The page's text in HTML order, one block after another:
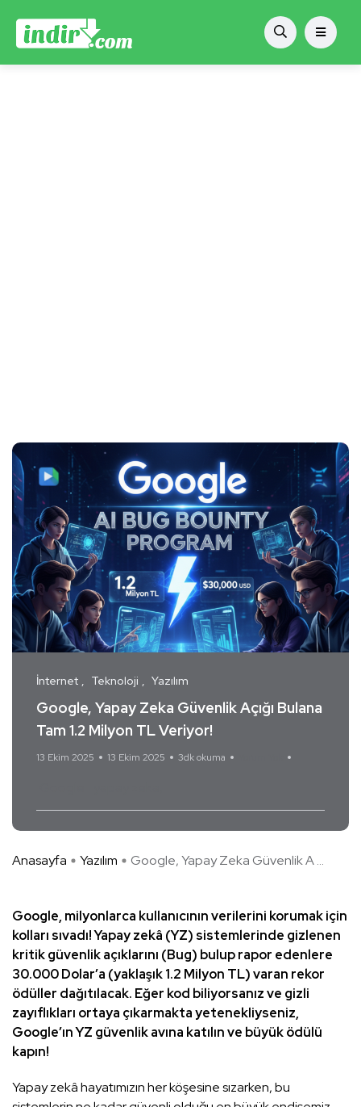
İnternet Teknoloji Yazılım
Google, Yapay Zeka Güvenlik Açığı Bulana
Tam 1.2 Milyon TL Veriyor!
13 Ekim 2025 13 Ekim 2025 3dk okuma
Anasayfa Yazılım Google, Yapay Zeka Güvenlik A ...
Google, milyonlarca kullanıcının verilerini korumak için
kolları sıvadı! Yapay zekâ (YZ) sistemlerinde gizlenen
kritik güvenlik açıklarını (Bug) bulup rapor edenlere
30.000 Dolar’a (yaklaşık 1.2 Milyon TL) varan rekor
ödüller dağıtılacak. Eğer kod biliyorsanız ve gizli
zayıflıkları ortaya çıkarmakta yetenekliyseniz,
Google’ın YZ güvenlik avına katılın ve büyük ödülü
kapın!
Yapay zekâ hayatımızın her köşesine sızarken, bu